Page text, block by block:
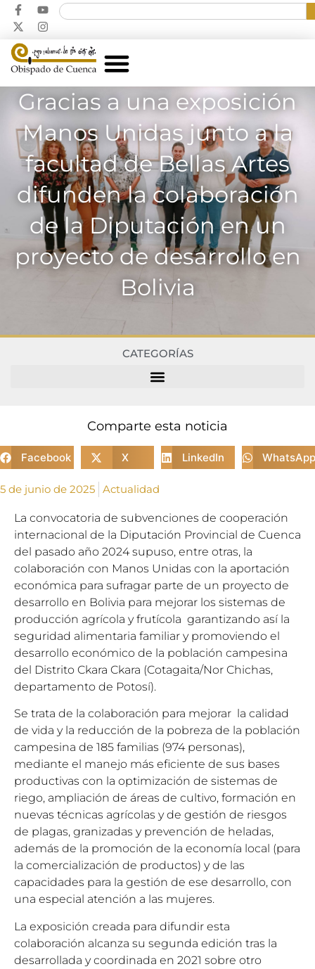
Gracias a una exposición
Manos Unidas junto a la
facultad de Bellas Artes
difunden la colaboración
de la Diputación en un
proyecto de desarrollo en
Bolivia
CATEGORÍAS
Comparte esta noticia
Facebook X LinkedIn WhatsApp
5 de junio de 2025 Actualidad
La convocatoria de subvenciones de cooperación
internacional de la Diputación Provincial de Cuenca
del pasado año 2024 supuso, entre otras, la
colaboración con Manos Unidas con la aportación
económica para sufragar parte de un proyecto de
desarrollo en Bolivia para mejorar los sistemas de
producción agrícola y frutícola garantizando así la
seguridad alimentaria familiar y promoviendo el
desarrollo económico de la población campesina
del Distrito Ckara Ckara (Cotagaita/Nor Chichas,
departamento de Potosí).
Se trata de la colaboración para mejorar la calidad
de vida y la reducción de la pobreza de la población
campesina de 185 familias (974 personas),
mediante el manejo más eficiente de sus bases
productivas con la optimización de sistemas de
riego, ampliación de áreas de cultivo, formación en
nuevas técnicas agrícolas y de gestión de riesgos
de plagas, granizadas y prevención de heladas,
además de la promoción de la economía local (para
la comercialización de productos) y de las
capacidades para la gestión de ese desarrollo, con
una especial atención a las mujeres.
La exposición creada para difundir esta
colaboración alcanza su segunda edición tras la
desarrollada y coordinada en 2021 sobre otro